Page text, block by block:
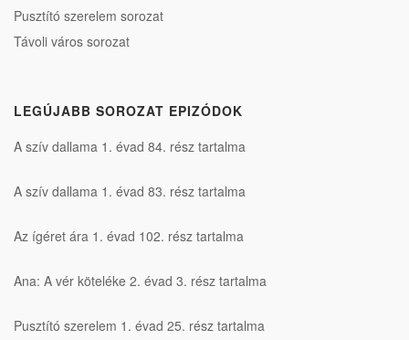
Pusztító szerelem sorozat
Távoli város sorozat
LEGÚJABB SOROZAT EPIZÓDOK
A szív dallama 1. évad 84. rész tartalma
A szív dallama 1. évad 83. rész tartalma
Az ígéret ára 1. évad 102. rész tartalma
Ana: A vér köteléke 2. évad 3. rész tartalma
Pusztító szerelem 1. évad 25. rész tartalma